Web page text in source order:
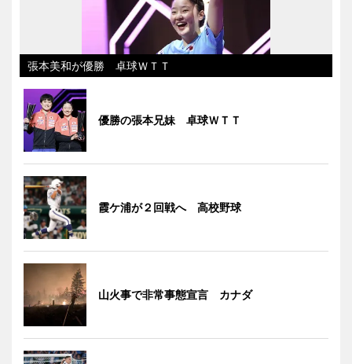
張本美和が優勝 卓球ＷＴＴ
優勝の張本兄妹 卓球ＷＴＴ
霞ケ浦が２回戦へ 高校野球
山火事で非常事態宣言 カナダ